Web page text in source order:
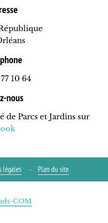
10 64
nous
Parcs et Jardins sur
légales Plan du site
COM